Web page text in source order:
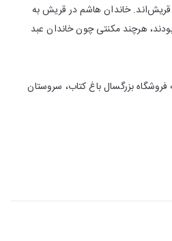
خاندان هاشم در قریش به
هرچند مکنتی چون خاندان عبد
بزرگسال باغ کتاب، سروستان